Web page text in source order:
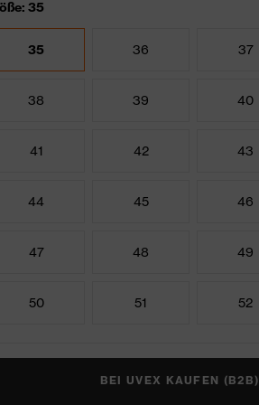
35
35 36 37
38 39 40
41 42 43
44 45 46
47 48 49
50 51 52
BEI UVEX KAUFEN (B2B)